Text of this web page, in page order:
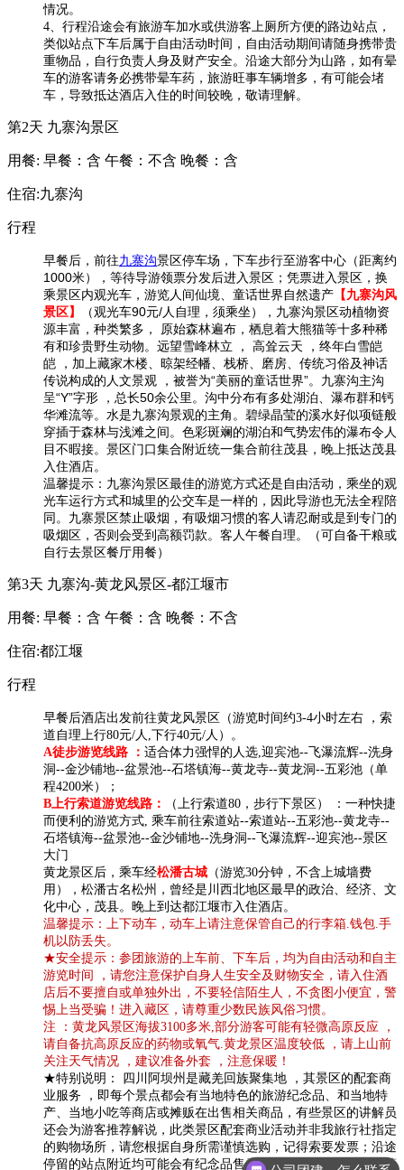
情况。
4、行程沿途会有旅游车加水或供游客上厕所方便的路边站点，
类似站点下车后属于自由活动时间，自由活动期间请随身携带贵
重物品，自行负责人身及财产安全。沿途大部分为山路，如有晕
车的游客请务必携带晕车药，旅游旺事车辆增多，有可能会堵
车，导致抵达酒店入住的时间较晚，敬请理解。
第2天 九寨沟景区
用餐: 早餐：含 午餐：不含 晚餐：含
住宿:九寨沟
行程
早餐后，前往九寨沟景区停车场，下车步行至游客中心（距离约
1000米），等待导游领票分发后进入景区；凭票进入景区，换
乘景区内观光车，游览人间仙境、童话世界自然遗产 【九寨沟风
景区】
（观光车90元/人自理，须乘坐），九寨沟景区动植物资
源丰富，种类繁多， 原始森林遍布，栖息着大熊猫等十多种稀
有和珍贵野生动物。远望雪峰林立 ， 高耸云天 ，终年白雪皑
皑 ，加上藏家木楼、晾架经幡、栈桥、磨房、传统习俗及神话
传说构成的人文景观 ，被誉为“美丽的童话世界”。九寨沟主沟
呈“Y”字形 ，总长50余公里。沟中分布有多处湖泊、瀑布群和钙
华滩流等。水是九寨沟景观的主角。碧绿晶莹的溪水好似项链般
穿插于森林与浅滩之间。色彩斑斓的湖泊和气势宏伟的瀑布令人
目不暇接。景区门口集合附近统一集合前往茂县，晚上抵达茂县
入住酒店。
温馨提示：九寨沟景区最佳的游览方式还是自由活动，乘坐的观
光车运行方式和城里的公交车是一样的，因此导游也无法全程陪
同。九寨景区禁止吸烟，有吸烟习惯的客人请忍耐或是到专门的
吸烟区，否则会受到高额罚款。客人午餐自理。（可自备干粮或
自行去景区餐厅用餐）
第3天 九寨沟-黄龙风景区-都江堰市
用餐: 早餐：含 午餐：含 晚餐：不含
住宿:都江堰
行程
早餐后酒店出发前往黄龙风景区（游览时间约3-4小时左右 ，索
道自理上行80元/人,下行40元/人​）。
A徒步游览线路 ： 适合体力强悍的人选,迎宾池--飞瀑流辉--洗身
洞--金沙铺地--盆景池--石塔镇海--黄龙寺--黄龙洞--五彩池（单
程4200米）；
B上行索道游览线路：
（上行索道80，步行下景区） ：一种快捷
而便利的游览方式, 乘车前往索道站--索道站--五彩池--黄龙寺--
石塔镇海--盆景池--金沙铺地--洗身洞--飞瀑流辉--迎宾池--景区
大门
黄龙景区后，乘车经松潘古城 （游览30分钟，不含上城墙费
用），松潘古名松州，曾经是川西北地区最早的政治、经济、文
化中心，茂县。晚上到达都江堰市入住酒店。​
温馨提示：上下动车，动车上请注意保管自己的行李箱.钱包.手
机以防丢失。
★安全提示：参团旅游的上车前、下车后，均为自由活动和自主
游览时间 ，请您注意保护自身人生安全及财物安全，请入住酒
店后不要擅自或单独外出，不要轻信陌生人，不贪图小便宜，警
惕上当受骗！进入藏区，请尊重少数民族风俗习惯。
注 ：黄龙风景区海拔3100多米,部分游客可能有轻微高原反应 ，
请自备抗高原反应的药物或氧气.黄龙景区温度较低 ，请上山前
关注天气情况 ，建议准备外套 ，注意保暖！
★特别说明： 四川阿坝州是藏羌回族聚集地 ，其景区的配套商
业服务 ，即每个景点都会有当地特色的旅游纪念品、和当地特
产、当地小吃等商店或摊贩在出售相关商品，有些景区的讲解员
还会为游客推荐解说，此类景区配套商业活动并非我旅行社指定
的购物场所，请您根据自身所需谨慎选购，记得索要发票；沿途
停留的站点附近均可能会有纪念品售卖点，红景天及御寒衣服等
公司团建，怎么联系